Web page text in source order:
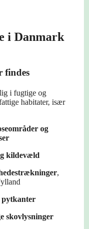
i Danmark
findes
i fugtige og
habitater, især
og
kildevæld
,
pytkanter
skovlysninger